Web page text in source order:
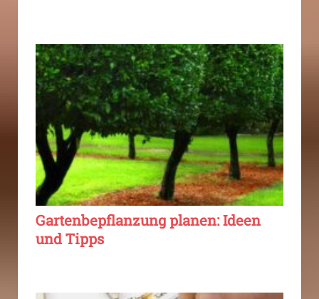
Gartenbepflanzung planen: Ideen
und Tipps